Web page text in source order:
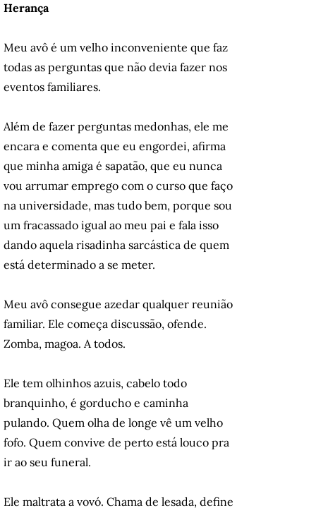
Herança
Meu avô é um velho inconveniente que faz
todas as perguntas que não devia fazer nos
eventos familiares.
Além de fazer perguntas medonhas, ele me
encara e comenta que eu engordei, afirma
que minha amiga é sapatão, que eu nunca
vou arrumar emprego com o curso que faço
na universidade, mas tudo bem, porque sou
um fracassado igual ao meu pai e fala isso
dando aquela risadinha sarcástica de quem
está determinado a se meter.
Meu avô consegue azedar qualquer reunião
familiar. Ele começa discussão, ofende.
Zomba, magoa. A todos.
Ele tem olhinhos azuis, cabelo todo
branquinho, é gorducho e caminha
pulando. Quem olha de longe vê um velho
fofo. Quem convive de perto está louco pra
ir ao seu funeral.
Ele maltrata a vovó. Chama de lesada, define